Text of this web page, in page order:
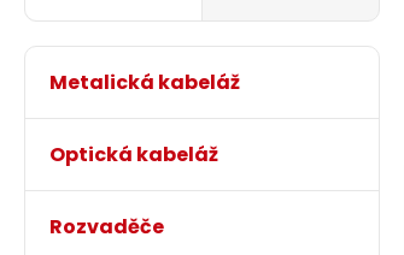
Metalická kabeláž
Optická kabeláž
Rozvaděče